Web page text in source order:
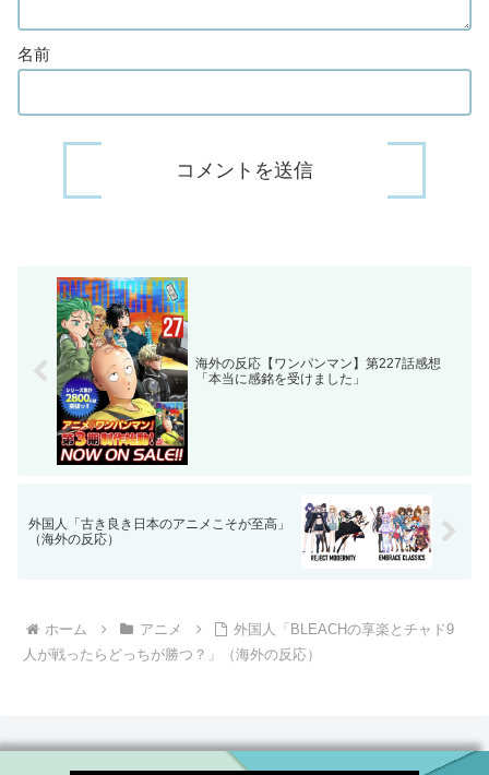
名前
海外の反応【ワンパンマン】第227話感想
「本当に感銘を受けました」
外国人「古き良き日本のアニメこそが至高」
（海外の反応）
ホーム アニメ
外国人「BLEACHの享楽とチャド9
人が戦ったらどっちが勝つ？」（海外の反応）